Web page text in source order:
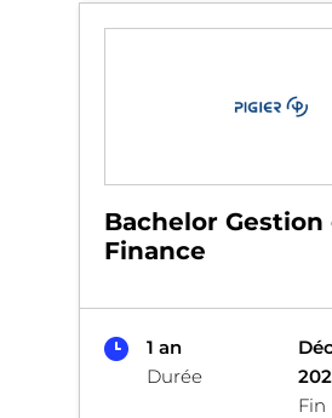
Bachelor Gestion
Finance
1 an
Durée
Fin